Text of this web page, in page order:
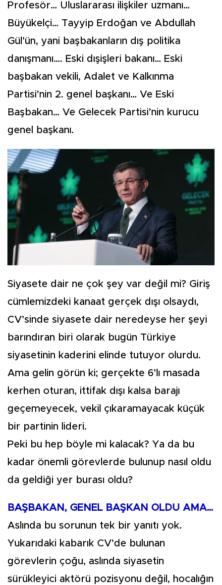
Profesör… Uluslararası ilişkiler uzmanı…
Büyükelçi… Tayyip Erdoğan ve Abdullah
Gül’ün, yani başbakanların dış politika
danışmanı…. Eski dışişleri bakanı… Eski
başbakan vekili, Adalet ve Kalkınma
Partisi’nin 2. genel başkanı… Ve Eski
Başbakan… Ve Gelecek Partisi’nin kurucu
genel başkanı.
Siyasete dair ne çok şey var değil mi? Giriş
cümlemizdeki kanaat gerçek dışı olsaydı,
CV’sinde siyasete dair neredeyse her şeyi
barındıran biri olarak bugün Türkiye
siyasetinin kaderini elinde tutuyor olurdu.
Ama gelin görün ki; gerçekte 6’lı masada
kerhen oturan, ittifak dışı kalsa barajı
geçemeyecek, vekil çıkaramayacak küçük
bir partinin lideri.
Peki bu hep böyle mi kalacak? Ya da bu
kadar önemli görevlerde bulunup nasıl oldu
da geldiği yer burası oldu?
BAŞBAKAN, GENEL BAŞKAN OLDU AMA…
Aslında bu sorunun tek bir yanıtı yok.
Yukarıdaki kabarık CV’de bulunan
görevlerin çoğu, aslında siyasetin
sürükleyici aktörü pozisyonu değil, hocalığın